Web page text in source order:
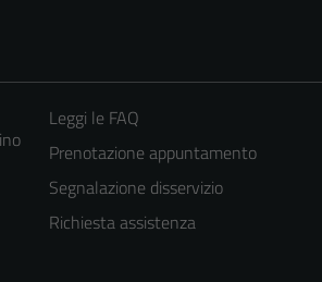
Leggi le FAQ
Prenotazione appuntamento
Segnalazione disservizio
Richiesta assistenza